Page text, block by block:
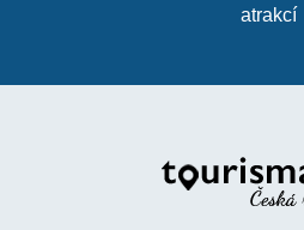
atrakcí